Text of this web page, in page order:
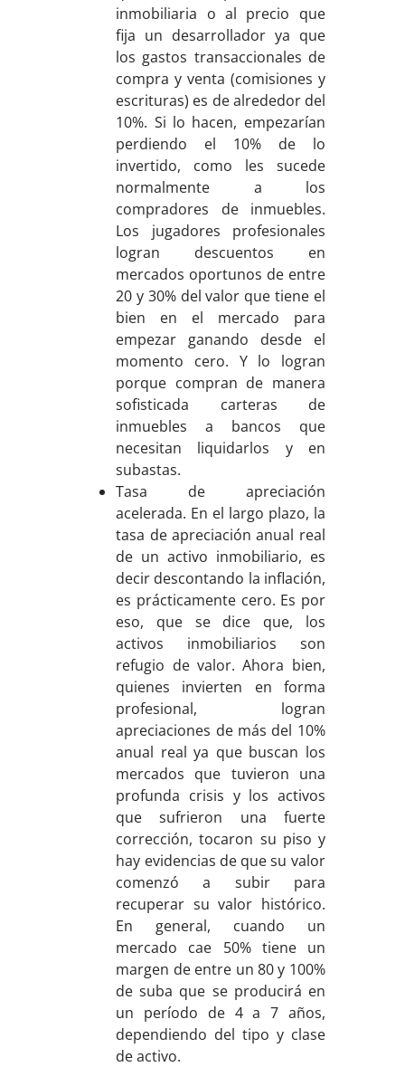
inmobiliaria o al precio que
fija un desarrollador ya que
los gastos transaccionales de
compra y venta (comisiones y
escrituras) es de alrededor del
10%. Si lo hacen, empezarían
perdiendo el 10% de lo
invertido, como les sucede
normalmente a los
compradores de inmuebles.
Los jugadores profesionales
logran descuentos en
mercados oportunos de entre
20 y 30% del valor que tiene el
bien en el mercado para
empezar ganando desde el
momento cero. Y lo logran
porque compran de manera
sofisticada carteras de
inmuebles a bancos que
necesitan liquidarlos y en
subastas.
Tasa de apreciación
acelerada. En el largo plazo, la
tasa de apreciación anual real
de un activo inmobiliario, es
decir descontando la inflación,
es prácticamente cero. Es por
eso, que se dice que, los
activos inmobiliarios son
refugio de valor. Ahora bien,
quienes invierten en forma
profesional, logran
apreciaciones de más del 10%
anual real ya que buscan los
mercados que tuvieron una
profunda crisis y los activos
que sufrieron una fuerte
corrección, tocaron su piso y
hay evidencias de que su valor
comenzó a subir para
recuperar su valor histórico.
En general, cuando un
mercado cae 50% tiene un
margen de entre un 80 y 100%
de suba que se producirá en
un período de 4 a 7 años,
dependiendo del tipo y clase
de activo.